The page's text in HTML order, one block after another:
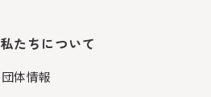
私たちについて
団体情報